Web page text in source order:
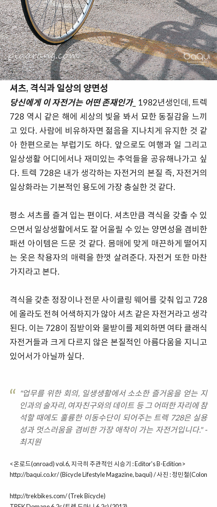
셔츠, 격식과 일상의 양면성
당신에게 이 자전거는 어떤 존재인가_ 1982년생인데, 트렉
728 역시 같은 해에 세상의 빛을 봐서 묘한 동질감을 느끼
고 있다. 사람에 비유하자면 젊음을 지나치게 유지한 것 같
아 한편으로는 부럽기도 하다. 앞으로도 여행과 일 그리고
일상생활 어디에서나 재미있는 추억들을 공유해나가고 싶
다. 트렉 728은 내가 생각하는 자전거의 본질 즉, 자전거의
일상화라는 기본적인 용도에 가장 충실한 것 같다.
평소 셔츠를 즐겨 입는 편이다. 셔츠만큼 격식을 갖출 수 있
으면서 일상생활에서도 잘 어울릴 수 있는 양면성을 겸비한
패션 아이템은 드문 것 같다. 몸매에 맞게 매끈하게 떨어지
는 옷은 착용자의 매력을 한껏 살려준다. 자전거 또한 마찬
가지라고 본다.
격식을 갖춘 정장이나 전문 사이클링 웨어를 갖춰 입고 728
에 올라도 전혀 어색하지가 않아 셔츠 같은 자전거라고 생각
된다. 이는 728이 짐받이와 물받이를 제외하면 여타 클래식
자전거들과 크게 다르지 않은 본질적인 아름다움을 지니고
있어서가 아닐까 싶다.
"업무를 위한 회의, 일생생활에서 소소한 즐거움을 얻는 지
인과의 술자리, 여자친구와의 데이트 등 그 어떠한 자리에 참
석할 때에도 훌륭한 이동수단이 되어주는 트렉 728은 실용
성과 멋스러움을 겸비한 가장 애착이 가는 자전거입니다." -
최지원
<온로드(onroad) vol.6, 지극히 주관적인 시승기 : Editor's B-Edition>
http://baqui.co.kr/(Bicycle Lifestyle Magazine, baqui) / 사진 : 정민철(Colon :D)
http://trekbikes.com/(Trek Bicycle)